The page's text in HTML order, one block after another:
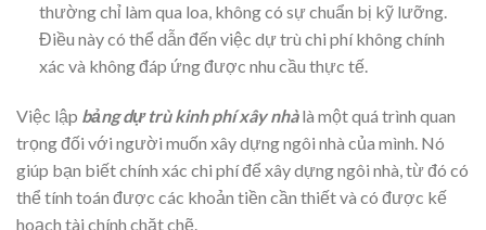
thường chỉ làm qua loa, không có sự chuẩn bị kỹ lưỡng.
Điều này có thể dẫn đến việc dự trù chi phí không chính
xác và không đáp ứng được nhu cầu thực tế.
Việc lập bảng dự trù kinh phí xây nhàlà một quá trình quan
trọng đối với người muốn xây dựng ngôi nhà của mình. Nó
giúp bạn biết chính xác chi phí để xây dựng ngôi nhà, từ đó có
thể tính toán được các khoản tiền cần thiết và có được kế
hoạch tài chính chặt chẽ.